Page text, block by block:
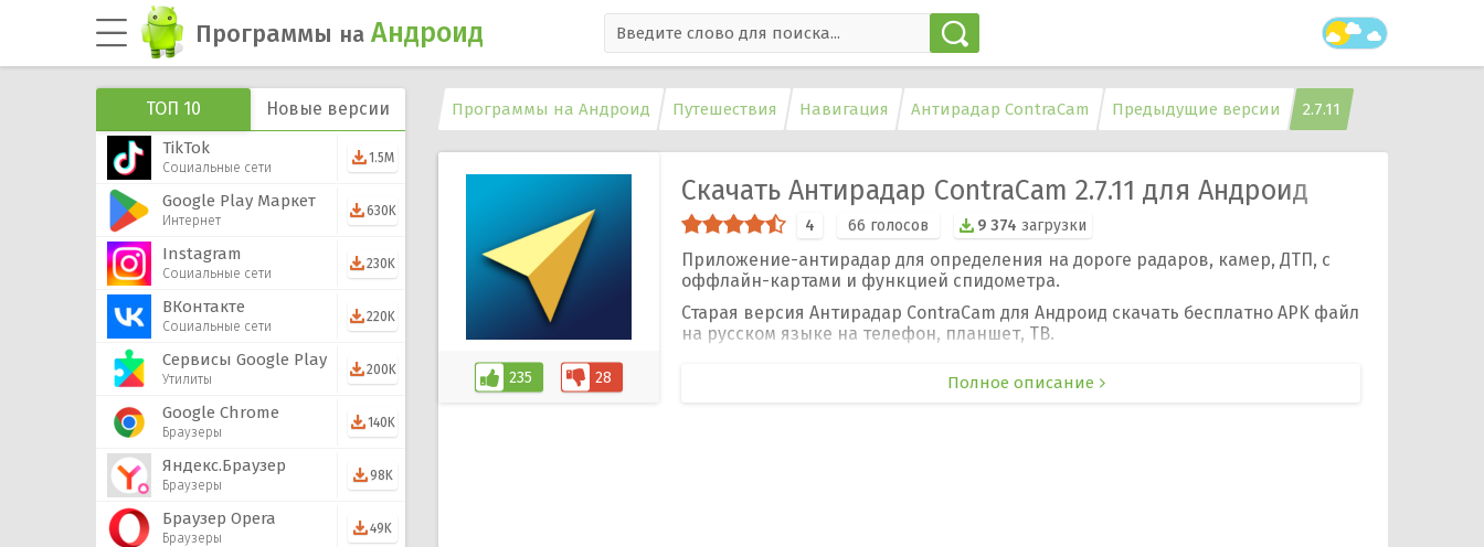
Программы на Андроид
ТОП 10 Новые версии
TikTok
Социальные сети
1.5M
Google Play Маркет
Интернет
630K
Instagram
Социальные сети
230K
ВКонтакте
Социальные сети
220K
Сервисы Google Play
Утилиты
200K
Google Chrome
Браузеры
140K
Яндекс.Браузер
Браузеры
98K
Браузер Opera
Браузеры
49K
Программы на Андроид Путешествия Навигация Антирадар ContraCam Предыдущие версии 2.7.11
Скачать Антирадар ContraCam 2.7.11 для Андроид
235 28
4 66 голосов 9 374 загрузки
Приложение-антирадар для определения на дороге радаров, камер, ДТП, с
оффлайн-картами и функцией спидометра.
Старая версия Антирадар ContraCam для Андроид скачать бесплатно APK файл
на русском языке на телефон, планшет, ТВ.
Полное описание